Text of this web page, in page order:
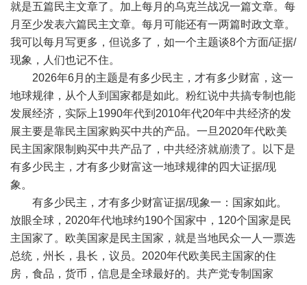
就是五篇民主文章了。加上每月的乌克兰战况一篇文章。每
月至少发表六篇民主文章。每月可能还有一两篇时政文章。
我可以每月写更多，但说多了，如一个主题谈8个方面/证据/
现象，人们也记不住。
2026年6月的主题是有多少民主，才有多少财富，这一
地球规律，从个人到国家都是如此。粉红说中共搞专制也能
发展经济，实际上1990年代到 2010年代20年中共经济的发
展主要是靠民主国家购买中共的产品。一旦 2020年代欧美
民主国家限制购买中共产品了，中共经济就崩溃了。以下是
有多少民主，才有多少财富这一地球规律的四大证据/现
象。
有多少民主，才有多少财富证据/现象一：国家如此。
放眼全球， 2020年代地球约190个国家中， 120个国家是民
主国家了。欧美国家是民主国家，就是当地民众一人一票选
总统，州长，县长，议员。 2020年代欧美民主国家的住
房，食品，货币，信息是全球最好的。共产党专制国家